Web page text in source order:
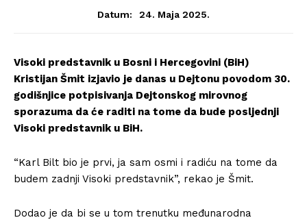
Datum: 24. Maja 2025.
Visoki predstavnik u Bosni i Hercegovini (BiH)
Kristijan Šmit izjavio je danas u Dejtonu povodom 30.
godišnjice potpisivanja Dejtonskog mirovnog
sporazuma da će raditi na tome da bude posljednji
Visoki predstavnik u BiH.
“Karl Bilt bio je prvi, ja sam osmi i radiću na tome da
budem zadnji Visoki predstavnik”, rekao je Šmit.
Dodao je da bi se u tom trenutku međunarodna